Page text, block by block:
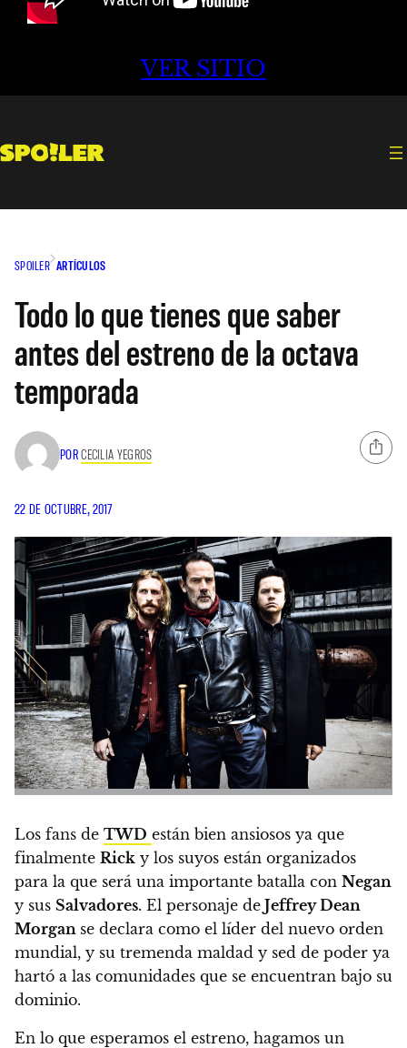
VER SITIO
SPOILER ARTÍCULOS
Todo lo que tienes que saber
antes del estreno de la octava
temporada
PORCECILIA YEGROS
22 DE OCTUBRE, 2017
Los fans de TWD están bien ansiosos ya que
finalmente Rick y los suyos están organizados
para la que será una importante batalla con Negan
y sus Salvadores. El personaje de Jeffrey Dean
Morgan se declara como el líder del nuevo orden
mundial, y su tremenda maldad y sed de poder ya
hartó a las comunidades que se encuentran bajo su
dominio.
En lo que esperamos el estreno, hagamos un